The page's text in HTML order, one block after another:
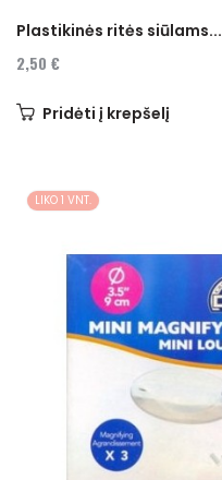
Plastikinės ritės siūlams...
2,50 €
Pridėti į krepšelį
LIKO 1 VNT.